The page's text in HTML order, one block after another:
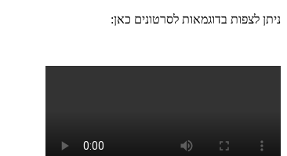
ניתן לצפות בדוגמאות לסרטונים כאן: